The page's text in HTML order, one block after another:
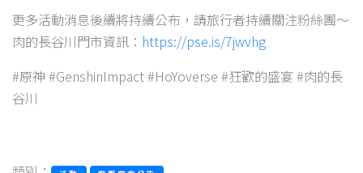
更多活動消息後續將持續公布，請旅行者持續關注粉絲團～
肉的長谷川門市資訊： https://pse.is/7jwvhg
#原神 #GenshinImpact #HoYoverse #狂歡的盛宴 #肉的長
谷川